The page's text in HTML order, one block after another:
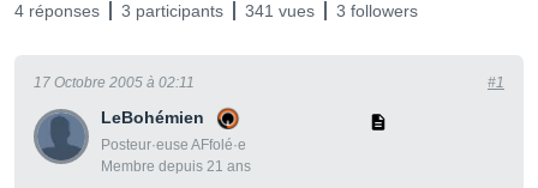
4 réponses 3 participants 341 vues 3 followers
LeBohémien
Posteur·euse AFfolé·e
Membre depuis 21 ans
17 Octobre 2005 à 02:11 #1